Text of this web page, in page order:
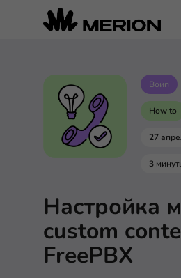
Воип
How to
27
3
Настройка
custom
FreePBX